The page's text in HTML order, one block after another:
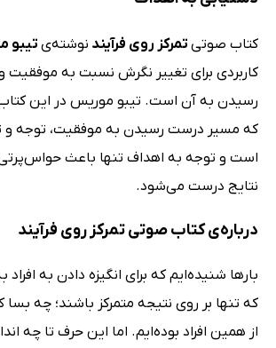
کتاب صوتی تمرکز روی فرآیند نوشته‌ی تیبو
کاربردی برای تغییر نگرش نسبت به موفقیت و
رسیدن به آن است. تیبو موریس در این
که مسیر درست رسیدن به موفقیت،‌ توجه و
است و توجه به اهداف تنها باعث
نتایج درست می‌شود.
درباره‌ی کتاب صوتی تمرکز روی فرآیند
بارها شنیده‌ایم که برای انگیزه دادن به افراد
که تنها بر روی نتیجه متمرکز باشند؛ چه
از همین افراد بوده‌ایم. اما این حرف تا چه